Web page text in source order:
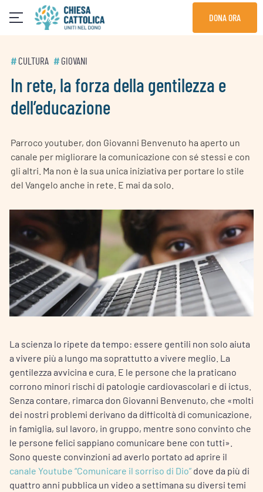
DONA ORA
# CULTURA # GIOVANI
In rete, la forza della gentilezza e
dell’educazione
Parroco youtuber, don Giovanni Benvenuto ha aperto un
canale per migliorare la comunicazione con sé stessi e con
gli altri. Ma non è la sua unica iniziativa per portare lo stile
del Vangelo anche in rete. E mai da solo.
La scienza lo ripete da tempo: essere gentili non solo aiuta
a vivere più a lungo ma soprattutto a vivere meglio. La
gentilezza avvicina e cura. E le persone che la praticano
corrono minori rischi di patologie cardiovascolari e di ictus.
Senza contare, rimarca don Giovanni Benvenuto, che «molti
dei nostri problemi derivano da difficoltà di comunicazione,
in famiglia, sul lavoro, in gruppo, mentre sono convinto che
le persone felici sappiano comunicare bene con tutti».
Sono queste convinzioni ad averlo portato ad aprire il
canale Youtube “Comunicare il sorriso di Dio” dove da più di
quattro anni pubblica un video a settimana su diversi temi